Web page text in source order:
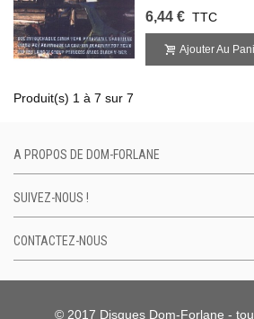
6,44 € TTC
Ajouter Au
Produit(s) 1 à 7 sur 7
A PROPOS DE DOM-FORLANE
SUIVEZ-NOUS !
CONTACTEZ-NOUS
© 2017 Disques Dom-Forlane -